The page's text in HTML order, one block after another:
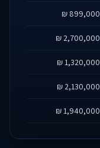
899,000 ₪
2,700,000 ₪
1,320,000 ₪
2,130,000 ₪
1,940,000 ₪